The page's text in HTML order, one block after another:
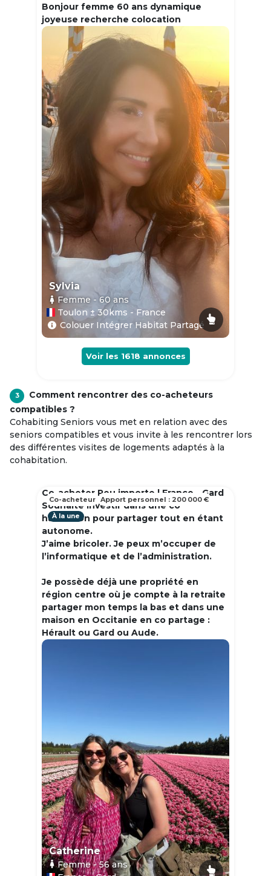
Bonjour femme 60 ans dynamique
joyeuse recherche colocation
Sylvia
Femme - 60ans
Toulon ± 30kms - France
Colouer Intégrer Habitat Partagé
Voir les 1618 annonces
3
Comment rencontrer des co-acheteurs
compatibles ?
Cohabiting Seniors vous met en relation avec des
seniors compatibles et vous invite à les rencontrer lors
des différentes visites de logements adaptés à la
cohabitation.
Co-acheter Peu importe | France - Gard
Souhaite investir dans une co
habitation pour partager tout en étant
autonome.
J’aime bricoler. Je peux m’occuper de
l’informatique et de l’administration.
Je possède déjà une propriété en
région centre où je compte à la retraite
partager mon temps la bas et dans une
maison en Occitanie en co partage :
Hérault ou Gard ou Aude.
À la une
Catherine
Femme- 56ans
Co-acheteur Apport personnel : 200 000 €